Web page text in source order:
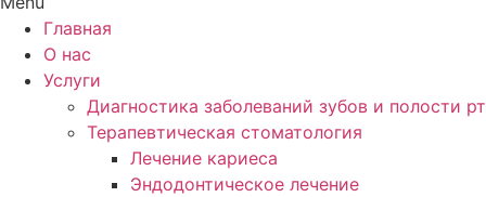
Главная
О нас
Услуги
Диагностика заболеваний зубов и полости
Терапевтическая стоматология
Лечение кариеса
Эндодонтическое лечение